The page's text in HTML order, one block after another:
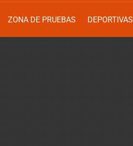
ZONA DE PRUEBAS DEPORTIVAS